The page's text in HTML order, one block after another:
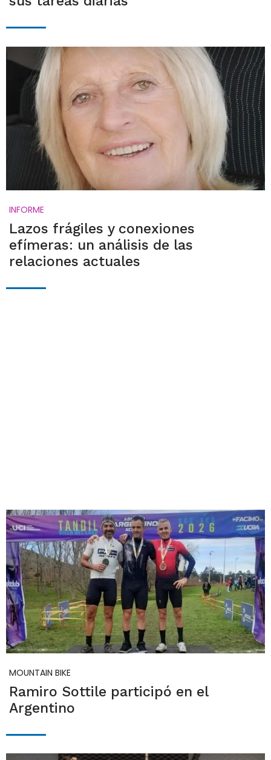
INFORME
Lazos frágiles y conexiones
efímeras: un análisis de las
relaciones actuales
MOUNTAIN BIKE
Ramiro Sottile participó en el
Argentino